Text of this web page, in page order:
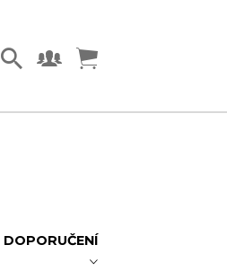
DOPORUČENÍ